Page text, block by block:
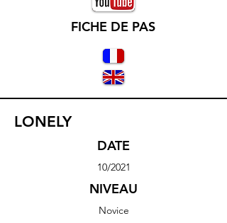
FICHE DE PAS
LONELY
DATE
10/2021
NIVEAU
Novice